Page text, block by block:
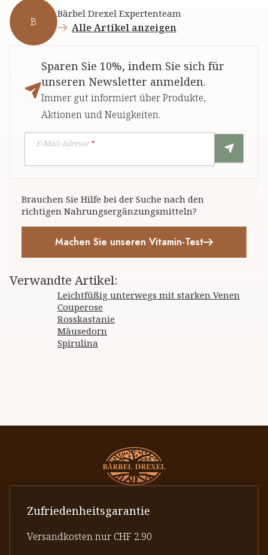
B
Bärbel Drexel Expertenteam
Alle Artikel anzeigen
Sparen Sie 10%, indem Sie sich für
unseren Newsletter anmelden.
Immer gut informiert über Produkte,
Aktionen und Neuigkeiten.
E-Mail-Adresse *
Brauchen Sie Hilfe bei der Suche nach den
richtigen Nahrungsergänzungsmitteln?
Machen Sie unseren Vitamin-Test
Verwandte Artikel:
Leichtfüßig unterwegs mit starken Venen
Couperose
Rosskastanie
Mäusedorn
Spirulina
Zufriedenheitsgarantie
Versandkosten nur CHF 2.90